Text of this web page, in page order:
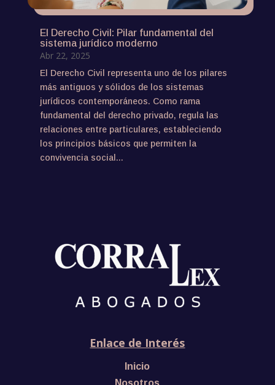
El Derecho Civil: Pilar fundamental del
sistema jurídico moderno
Abr 22, 2025
El Derecho Civil representa uno de los pilares
más antiguos y sólidos de los sistemas
jurídicos contemporáneos. Como rama
fundamental del derecho privado, regula las
relaciones entre particulares, estableciendo
los principios básicos que permiten la
convivencia social...
Enlace de Interés
Inicio
Nosotros